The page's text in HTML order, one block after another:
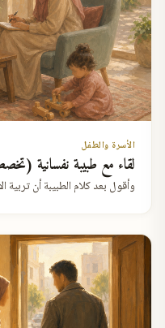
الأسرة والطفل
لقاء مع طبيبة نفسانية
وأقول بعد كلام الطبيبة أن